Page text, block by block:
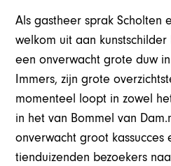
Als gastheer sprak Scholten
welkom uit aan
een onverwacht grote duw
Immers, zijn grote
momenteel loopt in zowel
in het van Bommel van
onverwacht groot kassucces
tienduizenden bezoekers